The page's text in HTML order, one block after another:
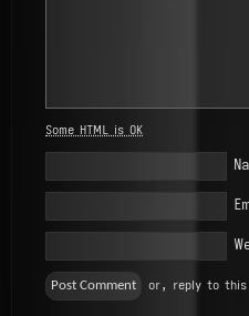
Some HTML is OK
or, reply to this